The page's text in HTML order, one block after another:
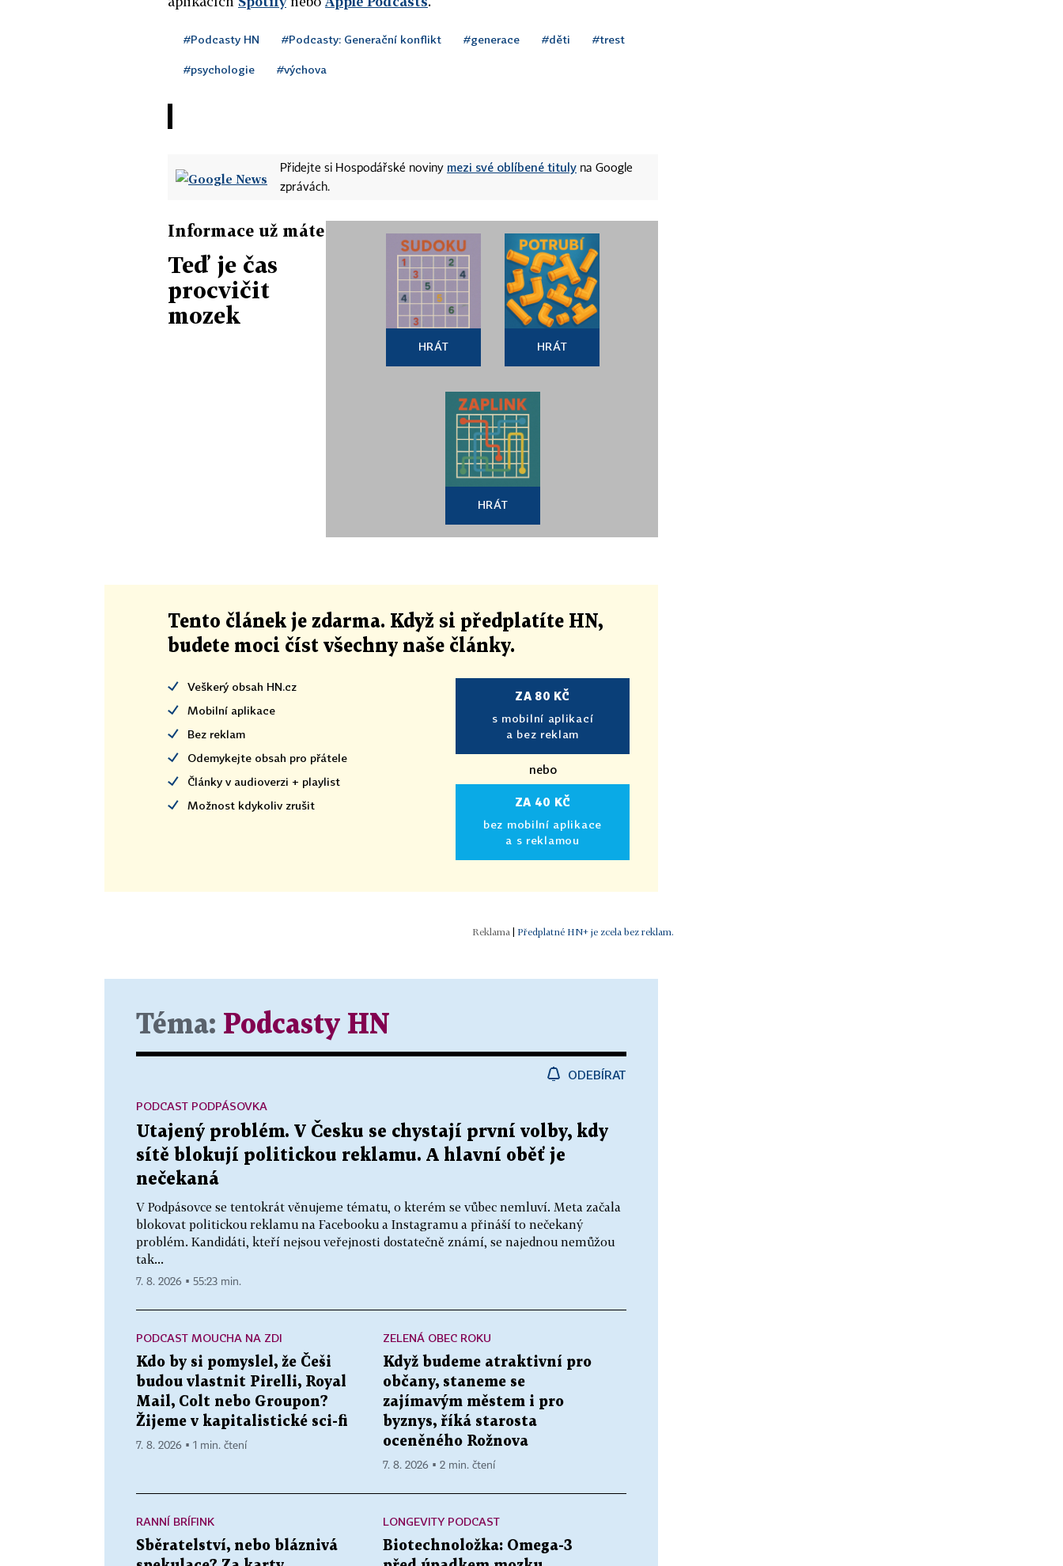
#Podcasty HN #Podcasty: Generační konflikt #generace #děti #trest
#psychologie #výchova
Přidejte si Hospodářské noviny mezi své oblíbené tituly na Google
zprávách.
Informace už máte
Teď je čas
procvičit
mozek
HRÁT HRÁT
HRÁT
Tento článek je zdarma. Když si předplatíte HN,
budete moci číst všechny naše články.
Veškerý obsah HN.cz
Mobilní aplikace
Bez reklam
Odemykejte obsah pro přátele
Články v audioverzi + playlist
Možnost kdykoliv zrušit
ZA 80 KČ
s mobilní aplikací
a bez reklam
nebo
ZA 40 KČ
bez mobilní aplikace
a s reklamou
| Předplatné HN+ je zcela bez reklam.
Téma: Podcasty HN
ODEBÍRAT
Utajený problém. V Česku se chystají první volby, kdy
sítě blokují politickou reklamu. A hlavní oběť je
nečekaná
V Podpásovce se tentokrát věnujeme tématu, o kterém se vůbec nemluví. Meta začala
blokovat politickou reklamu na Facebooku a Instagramu a přináší to nečekaný
problém. Kandidáti, kteří nejsou veřejnosti dostatečně známí, se najednou nemůžou
tak...
PODCAST PODPÁSOVKA
7. 8. 2026 ▪ 55:23 min.
PODCAST MOUCHA NA ZDI
Kdo by si pomyslel, že Češi
budou vlastnit Pirelli, Royal
Mail, Colt nebo Groupon?
Žijeme v kapitalistické sci-fi
7. 8. 2026 ▪ 1 min. čtení
ZELENÁ OBEC ROKU
Když budeme atraktivní pro
občany, staneme se
zajímavým městem i pro
byznys, říká starosta
oceněného Rožnova
7. 8. 2026 ▪ 2 min. čtení
RANNÍ BRÍFINK
Sběratelství, nebo bláznivá
LONGEVITY PODCAST
Biotechnoložka: Omega-3